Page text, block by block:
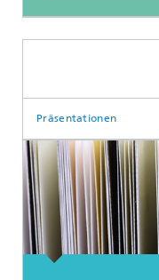
Präsentationen